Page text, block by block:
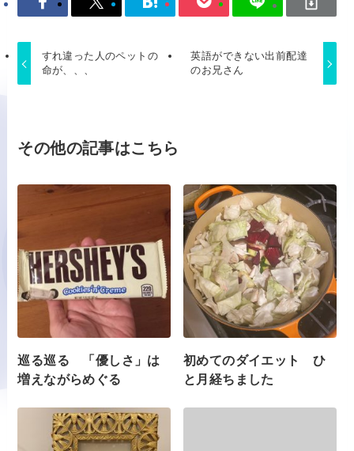
すれ違った人のペットの
命が、、、
英語ができない出前配達
のお兄さん
その他の記事はこちら
巡る巡る 「優しさ」は
増えながらめぐる
初めてのダイエット ひ
と月経ちました